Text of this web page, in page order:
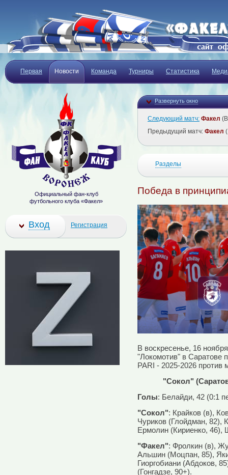
Первая Новости Команда Турниры Статистика
Развернуть окно
Следующий матч: Факел
Предыдущий матч: Факел
Разделы
Победа в
В воскресенье, 16
"Локомотив" в Саратове
PARI - 2025-2026 против
"Сокол"
Голы: Белайди, 42 (0:1
"Сокол": Крайков (в),
Чуриков (Глойдман, 82),
Ермолин (Кириенко, 46),
"Факел": Фролкин (в),
Альшин (Моцпан, 85),
Гиоргобиани (Абдоков,
(Гонгадзе, 90+).
Официальный фан-клуб
футбольного клуба «Факел»
Вход Регистрация